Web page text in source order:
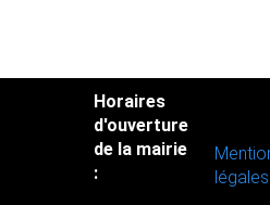
Horaires
d'ouverture
de la mairie
:
légales